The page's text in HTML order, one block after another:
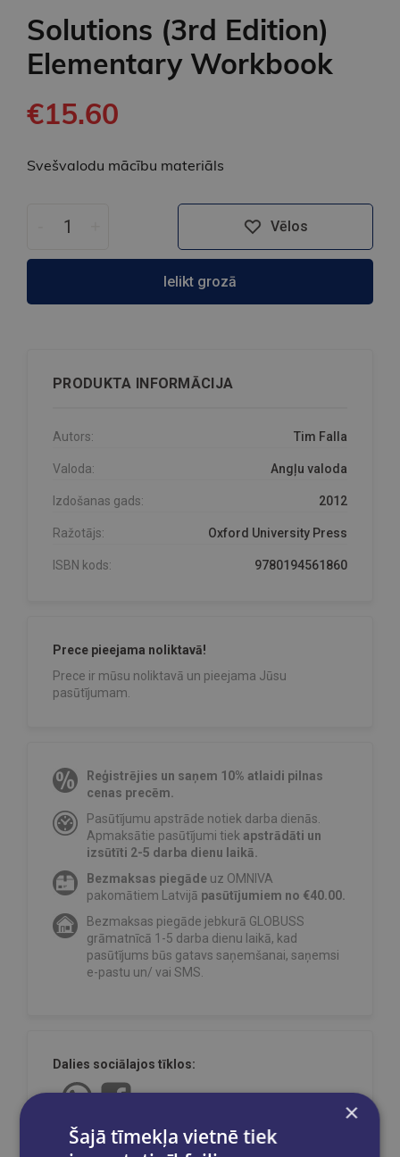
Solutions (3rd Edition)
Elementary Workbook
€15.60
Svešvalodu mācību materiāls
Vēlos
Ielikt grozā
PRODUKTA INFORMĀCIJA
Autors: Tim Falla
Valoda: Angļu valoda
Izdošanas gads: 2012
Ražotājs: Oxford University Press
ISBN kods: 9780194561860
Prece pieejama noliktavā!
Prece ir mūsu noliktavā un pieejama Jūsu
pasūtījumam.
Reģistrējies un saņem 10% atlaidi pilnas
cenas precēm.
Pasūtījumu apstrāde notiek darba dienās.
Apmaksātie pasūtījumi tiek apstrādāti un
izsūtīti 2-5 darba dienu laikā.
Bezmaksas piegāde uz OMNIVA
pakomātiem Latvijā pasūtījumiem no €40.00.
Bezmaksas piegāde jebkurā GLOBUSS
grāmatnīcā 1-5 darba dienu laikā, kad
pasūtījums būs gatavs saņemšanai, saņemsi
e-pastu un/ vai SMS.
Dalies sociālajos tīklos:
×
Šajā tīmekļa vietnē tiek